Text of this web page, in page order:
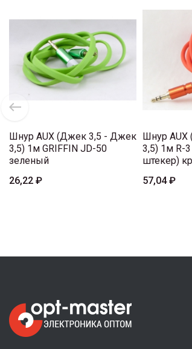
Шнур AUX (Джек 3,5 - Джек
3,5) 1м GRIFFIN JD-50
зеленый
26,22 ₽
Шнур
3,5) 1м R-
штекер)
57,04 ₽